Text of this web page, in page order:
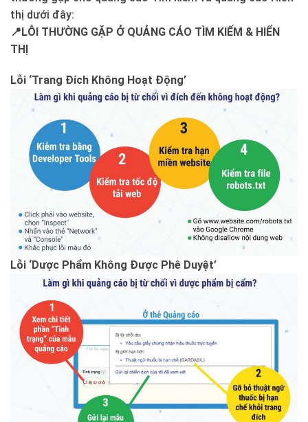
thị dưới đây:
📍LỖI THƯỜNG GẶP Ở QUẢNG CÁO TÌM KIẾM & HIỂN
THỊ
Lỗi ‘Trang Đích Không Hoạt Động’
Lỗi ‘Dược Phẩm Không Được Phê Duyệt’